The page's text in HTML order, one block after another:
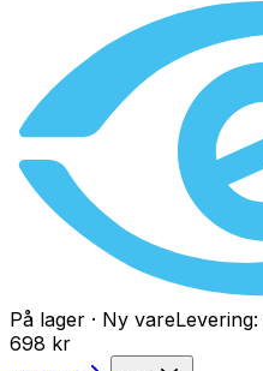
På lager · Ny vareLevering:
698 kr